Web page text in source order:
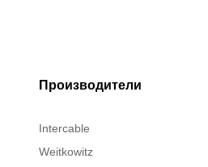
Производители
Intercable
Weitkowitz